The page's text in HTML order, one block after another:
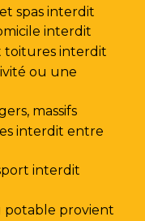
spas interdit
interdit
toitures interdit
ou une
massifs
interdit entre
interdit
potable provient